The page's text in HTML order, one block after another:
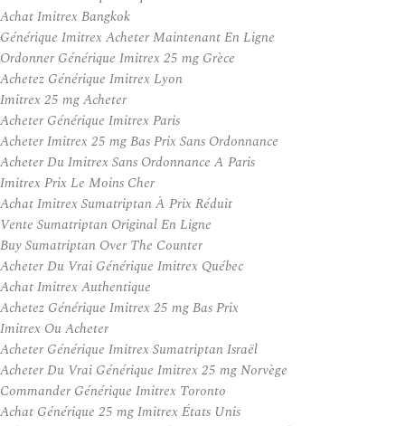
Achat Imitrex Bangkok
Générique Imitrex Acheter Maintenant En Ligne
Ordonner Générique Imitrex 25 mg Grèce
Achetez Générique Imitrex Lyon
Imitrex 25 mg Acheter
Acheter Générique Imitrex Paris
Acheter Imitrex 25 mg Bas Prix Sans Ordonnance
Acheter Du Imitrex Sans Ordonnance A Paris
Imitrex Prix Le Moins Cher
Achat Imitrex Sumatriptan À Prix Réduit
Vente Sumatriptan Original En Ligne
Buy Sumatriptan Over The Counter
Acheter Du Vrai Générique Imitrex Québec
Achat Imitrex Authentique
Achetez Générique Imitrex 25 mg Bas Prix
Imitrex Ou Acheter
Acheter Générique Imitrex Sumatriptan Israël
Acheter Du Vrai Générique Imitrex 25 mg Norvège
Commander Générique Imitrex Toronto
Achat Générique 25 mg Imitrex États Unis